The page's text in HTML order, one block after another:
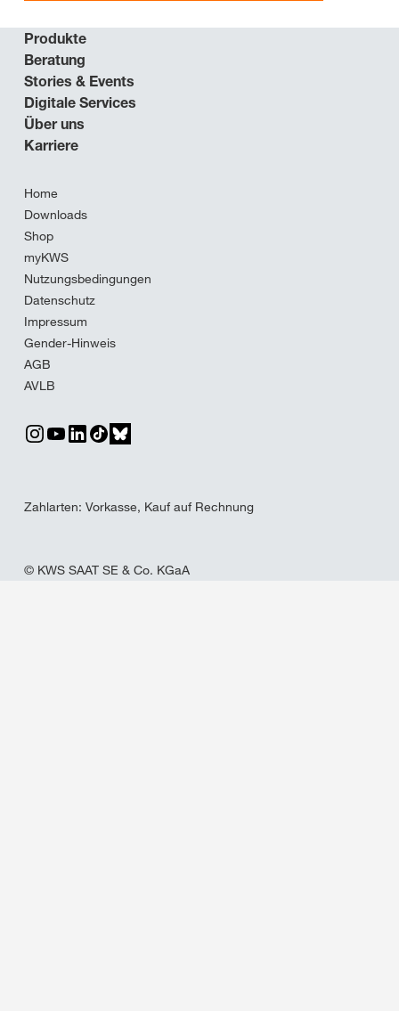
Produkte
Beratung
Stories & Events
Digitale Services
Über uns
Karriere
Home
Downloads
Shop
myKWS
Nutzungsbedingungen
Datenschutz
Impressum
Gender-Hinweis
AGB
AVLB
Zahlarten: Vorkasse, Kauf auf Rechnung
© KWS SAAT SE & Co. KGaA